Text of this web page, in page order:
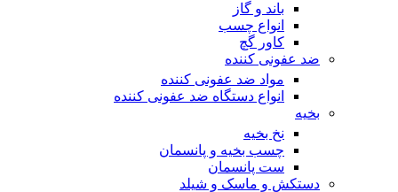
باند و گاز
انواع چسب
کاور گچ
ضد عفونی کننده
مواد ضد عفونی کننده
انواع دستگاه ضد عفونی کننده
بخیه
نخ بخیه
چسب بخیه و پانسمان
ست پانسمان
دستکش و ماسک و شیلد